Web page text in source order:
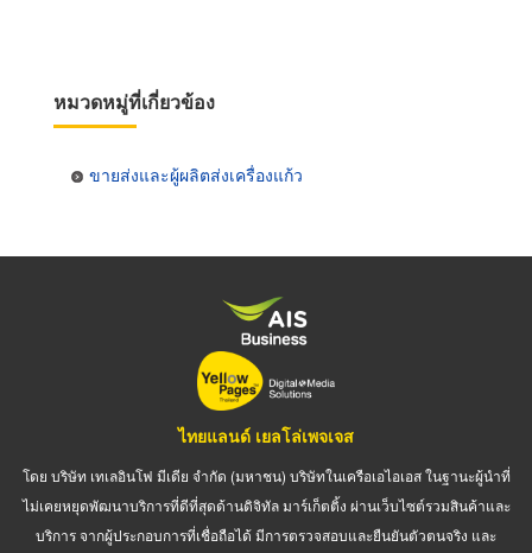
หมวดหมู่ที่เกี่ยวข้อง
ขายส่งและผู้ผลิตส่งเครื่องแก้ว
ไทยแลนด์ เยลโล่เพจเจส
โดย บริษัท เทเลอินโฟ มีเดีย จำกัด (มหาชน) บริษัทในเครือเอไอเอส ในฐานะผู้นำที่
ไม่เคยหยุดพัฒนาบริการที่ดีที่สุดด้านดิจิทัล มาร์เก็ตติ้ง ผ่านเว็บไซต์รวมสินค้าและ
บริการ จากผู้ประกอบการที่เชื่อถือได้ มีการตรวจสอบและยืนยันตัวตนจริง และ